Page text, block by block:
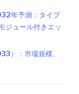
年予測：タイプ
ジュール付きエッ
）：市場規模、